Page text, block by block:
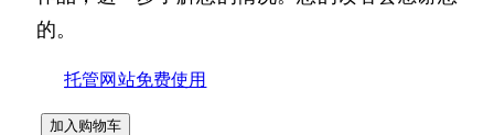
的。
托管网站免费使用
加入购物车